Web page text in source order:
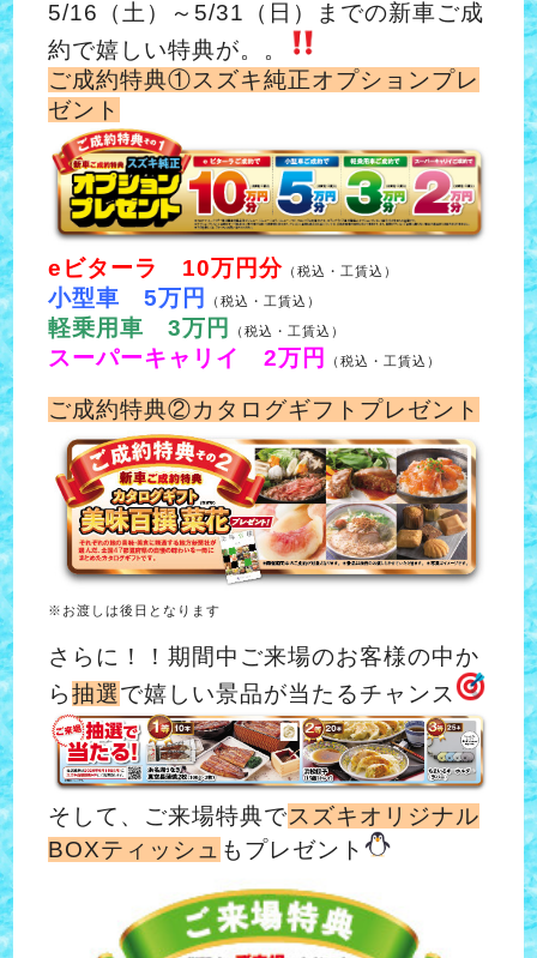
5/16（土）～5/31（日）までの新車ご成
約で嬉しい特典が。。
ご成約特典①スズキ純正オプションプレ
ゼント
eビターラ 10万円分（税込・工賃込）
小型車 5万円 （税込・工賃込）
軽乗用車 3万円 （税込・工賃込）
スーパーキャリイ 2万円 （税込・工賃込）
ご成約特典②カタログギフトプレゼント
※お渡しは後日となります
さらに！！期間中ご来場のお客様の中か
ら抽選で嬉しい景品が当たるチャンス
そして、ご来場特典でスズキオリジナル
BOXティッシュ もプレゼント